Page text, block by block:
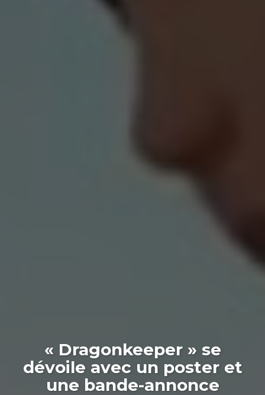
« Dragonkeeper » se
dévoile avec un poster et
une bande-annonce